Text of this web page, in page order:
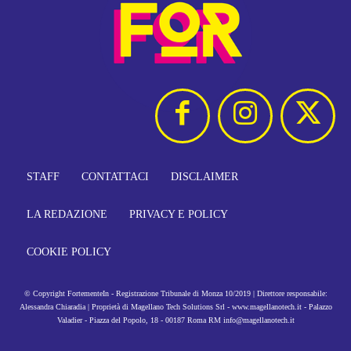
STAFF CONTATTACI DISCLAIMER
LA REDAZIONE PRIVACY E POLICY
COOKIE POLICY
© Copyright FortementeIn - Registrazione Tribunale di Monza 10/2019 | Direttore responsabile:
Alessandra Chiaradia | Proprietà di Magellano Tech Solutions Srl - www.magellanotech.it - Palazzo
Valadier - Piazza del Popolo, 18 - 00187 Roma RM info@magellanotech.it